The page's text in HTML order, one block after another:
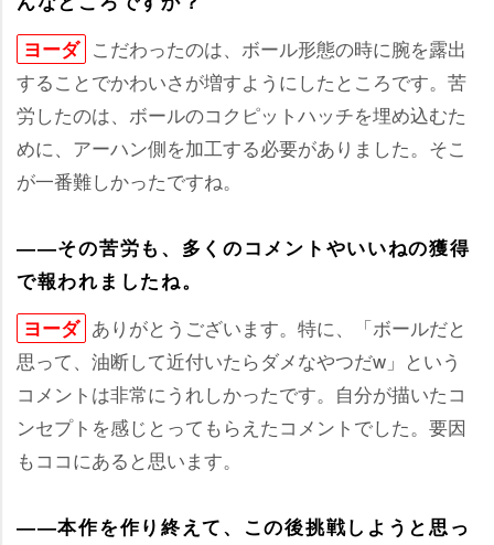
ヨーダ こだわったのは、ボール形態の時に腕を露出
することでかわいさが増すようにしたところです。苦
労したのは、ボールのコクピットハッチを埋め込むた
めに、アーハン側を加工する必要がありました。そこ
が一番難しかったですね。
――その苦労も、多くのコメントやいいねの獲得
で報われましたね。
ヨーダ ありがとうございます。特に、「ボールだと
思って、油断して近付いたらダメなやつだw」という
コメントは非常にうれしかったです。自分が描いたコ
ンセプトを感じとってもらえたコメントでした。要因
もココにあると思います。
――本作を作り終えて、この後挑戦しようと思っ